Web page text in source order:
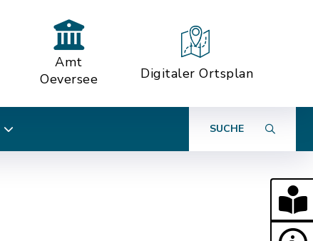
Amt
Oeversee
Digitaler Ortsplan
SUCHE